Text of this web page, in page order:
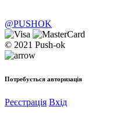
@PUSHOK
© 2021 Push-ok
Потребується авторизація
Реєстрація Вхід